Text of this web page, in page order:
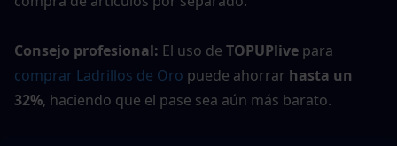
Consejo profesional: El uso de TOPUPlive
comprar Ladrillos de Oro puede ahorrar hasta un
32%, haciendo que el pase sea aún más barato.